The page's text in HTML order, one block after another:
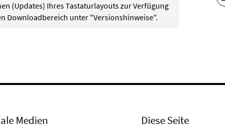
(Updates) Ihres Tastaturlayouts zur Verfügung
Downloadbereich unter "Versionshinweise".
Medien Diese Seite